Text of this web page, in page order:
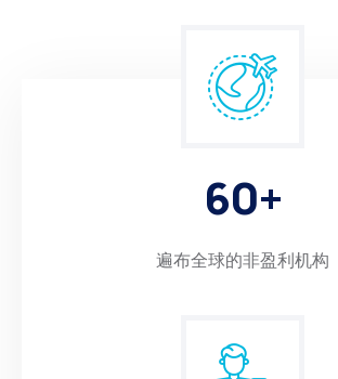
60+
遍布全球的非盈利机构